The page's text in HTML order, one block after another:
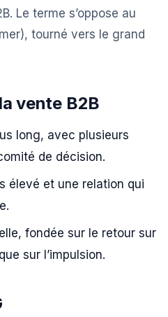
Le terme s’oppose au
tourné vers le grand
vente B2B
long, avec plusieurs
de décision.
élevé et une relation qui
fondée sur le retour sur
sur l’impulsion.